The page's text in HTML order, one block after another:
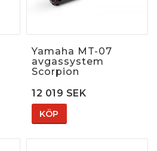
Yamaha MT-07
avgassystem
Scorpion
12 019 SEK
KÖP